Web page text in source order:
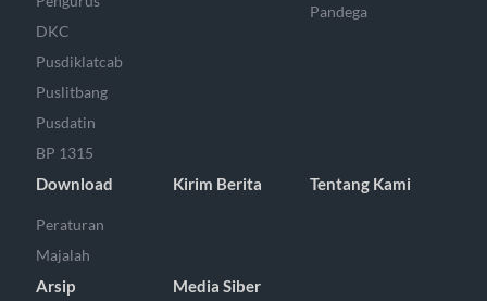
DKC
Pusdiklatcab
Puslitbang
Pusdatin
BP 1315
Pandega
Download
Peraturan
Majalah
Kirim Berita Tentang Kami
Arsip Media Siber